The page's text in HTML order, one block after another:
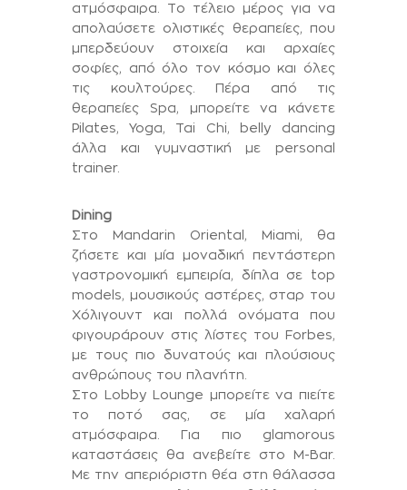
ατμόσφαιρα. Το τέλειο μέρος για να
απολαύσετε ολιστικές θεραπείες, που
μπερδεύουν στοιχεία και αρχαίες
σοφίες, από όλο τον κόσμο και όλες
τις κουλτούρες. Πέρα από τις
θεραπείες Spa, μπορείτε να κάνετε
Pilates, Yoga, Tai Chi, belly dancing
άλλα και γυμναστική με personal
trainer.
Dining
Στο Mandarin Oriental, Miami, θα
ζήσετε και μία μοναδική πεντάστερη
γαστρονομική εμπειρία, δίπλα σε top
models, μουσικούς αστέρες, σταρ του
Χόλιγουντ και πολλά ονόματα που
φιγουράρουν στις λίστες του Forbes,
με τους πιο δυνατούς και πλούσιους
ανθρώπους του πλανήτη.
Στο Lobby Lounge μπορείτε να πιείτε
το ποτό σας, σε μία χαλαρή
ατμόσφαιρα. Για πιο glamorous
καταστάσεις θα ανεβείτε στο M-Bar.
Με την απεριόριστη θέα στη θάλασσα